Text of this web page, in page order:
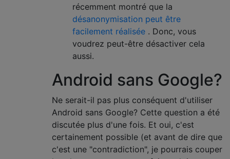
récemment montré que la
désanonymisation peut être
facilement réalisée . Donc, vous
voudrez peut-être désactiver cela
aussi.
Android sans Google?
Ne serait-il pas plus conséquent d'utiliser
Android sans Google? Cette question a été
discutée plus d'une fois. Et oui, c'est
certainement possible (et avant de dire que
c'est une "contradiction", je pourrais couper